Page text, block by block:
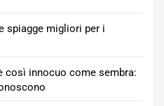
spiagge migliori per i
così innocuo come sembra: